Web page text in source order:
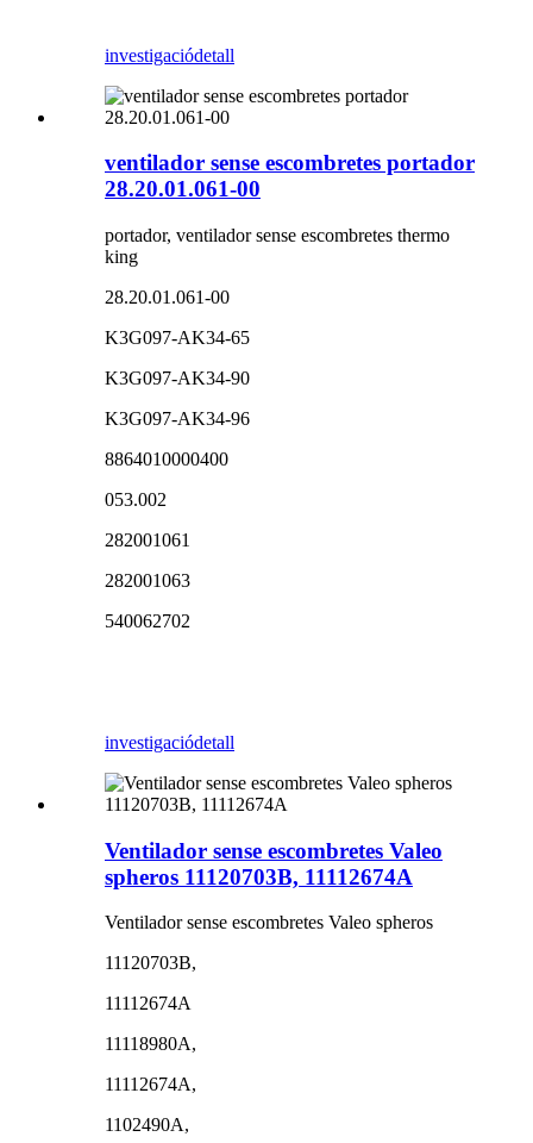
investigaciódetall
ventilador sense escombretes portador
28.20.01.061-00
portador, ventilador sense escombretes thermo
king
28.20.01.061-00
K3G097-AK34-65
K3G097-AK34-90
K3G097-AK34-96
8864010000400
053.002
282001061
282001063
540062702
investigaciódetall
Ventilador sense escombretes Valeo
spheros 11120703B, 11112674A
Ventilador sense escombretes Valeo spheros
11120703B,
11112674A
11118980A,
11112674A,
1102490A,